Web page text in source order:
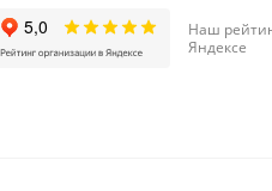
Наш
Яндексе